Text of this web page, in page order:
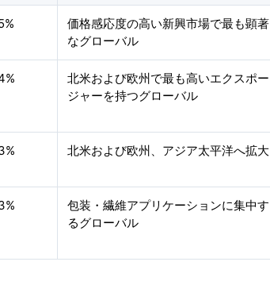
価格感応度の高い新興市場で最も顕著
なグローバル
北米および欧州で最も高いエクスポー
ジャーを持つグローバル
北米および欧州、アジア太平洋へ拡大
包装・繊維アプリケーションに集中す
るグローバル